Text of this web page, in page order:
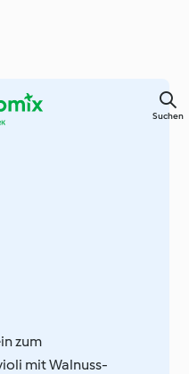
Suchen
zum
mit Walnuss-